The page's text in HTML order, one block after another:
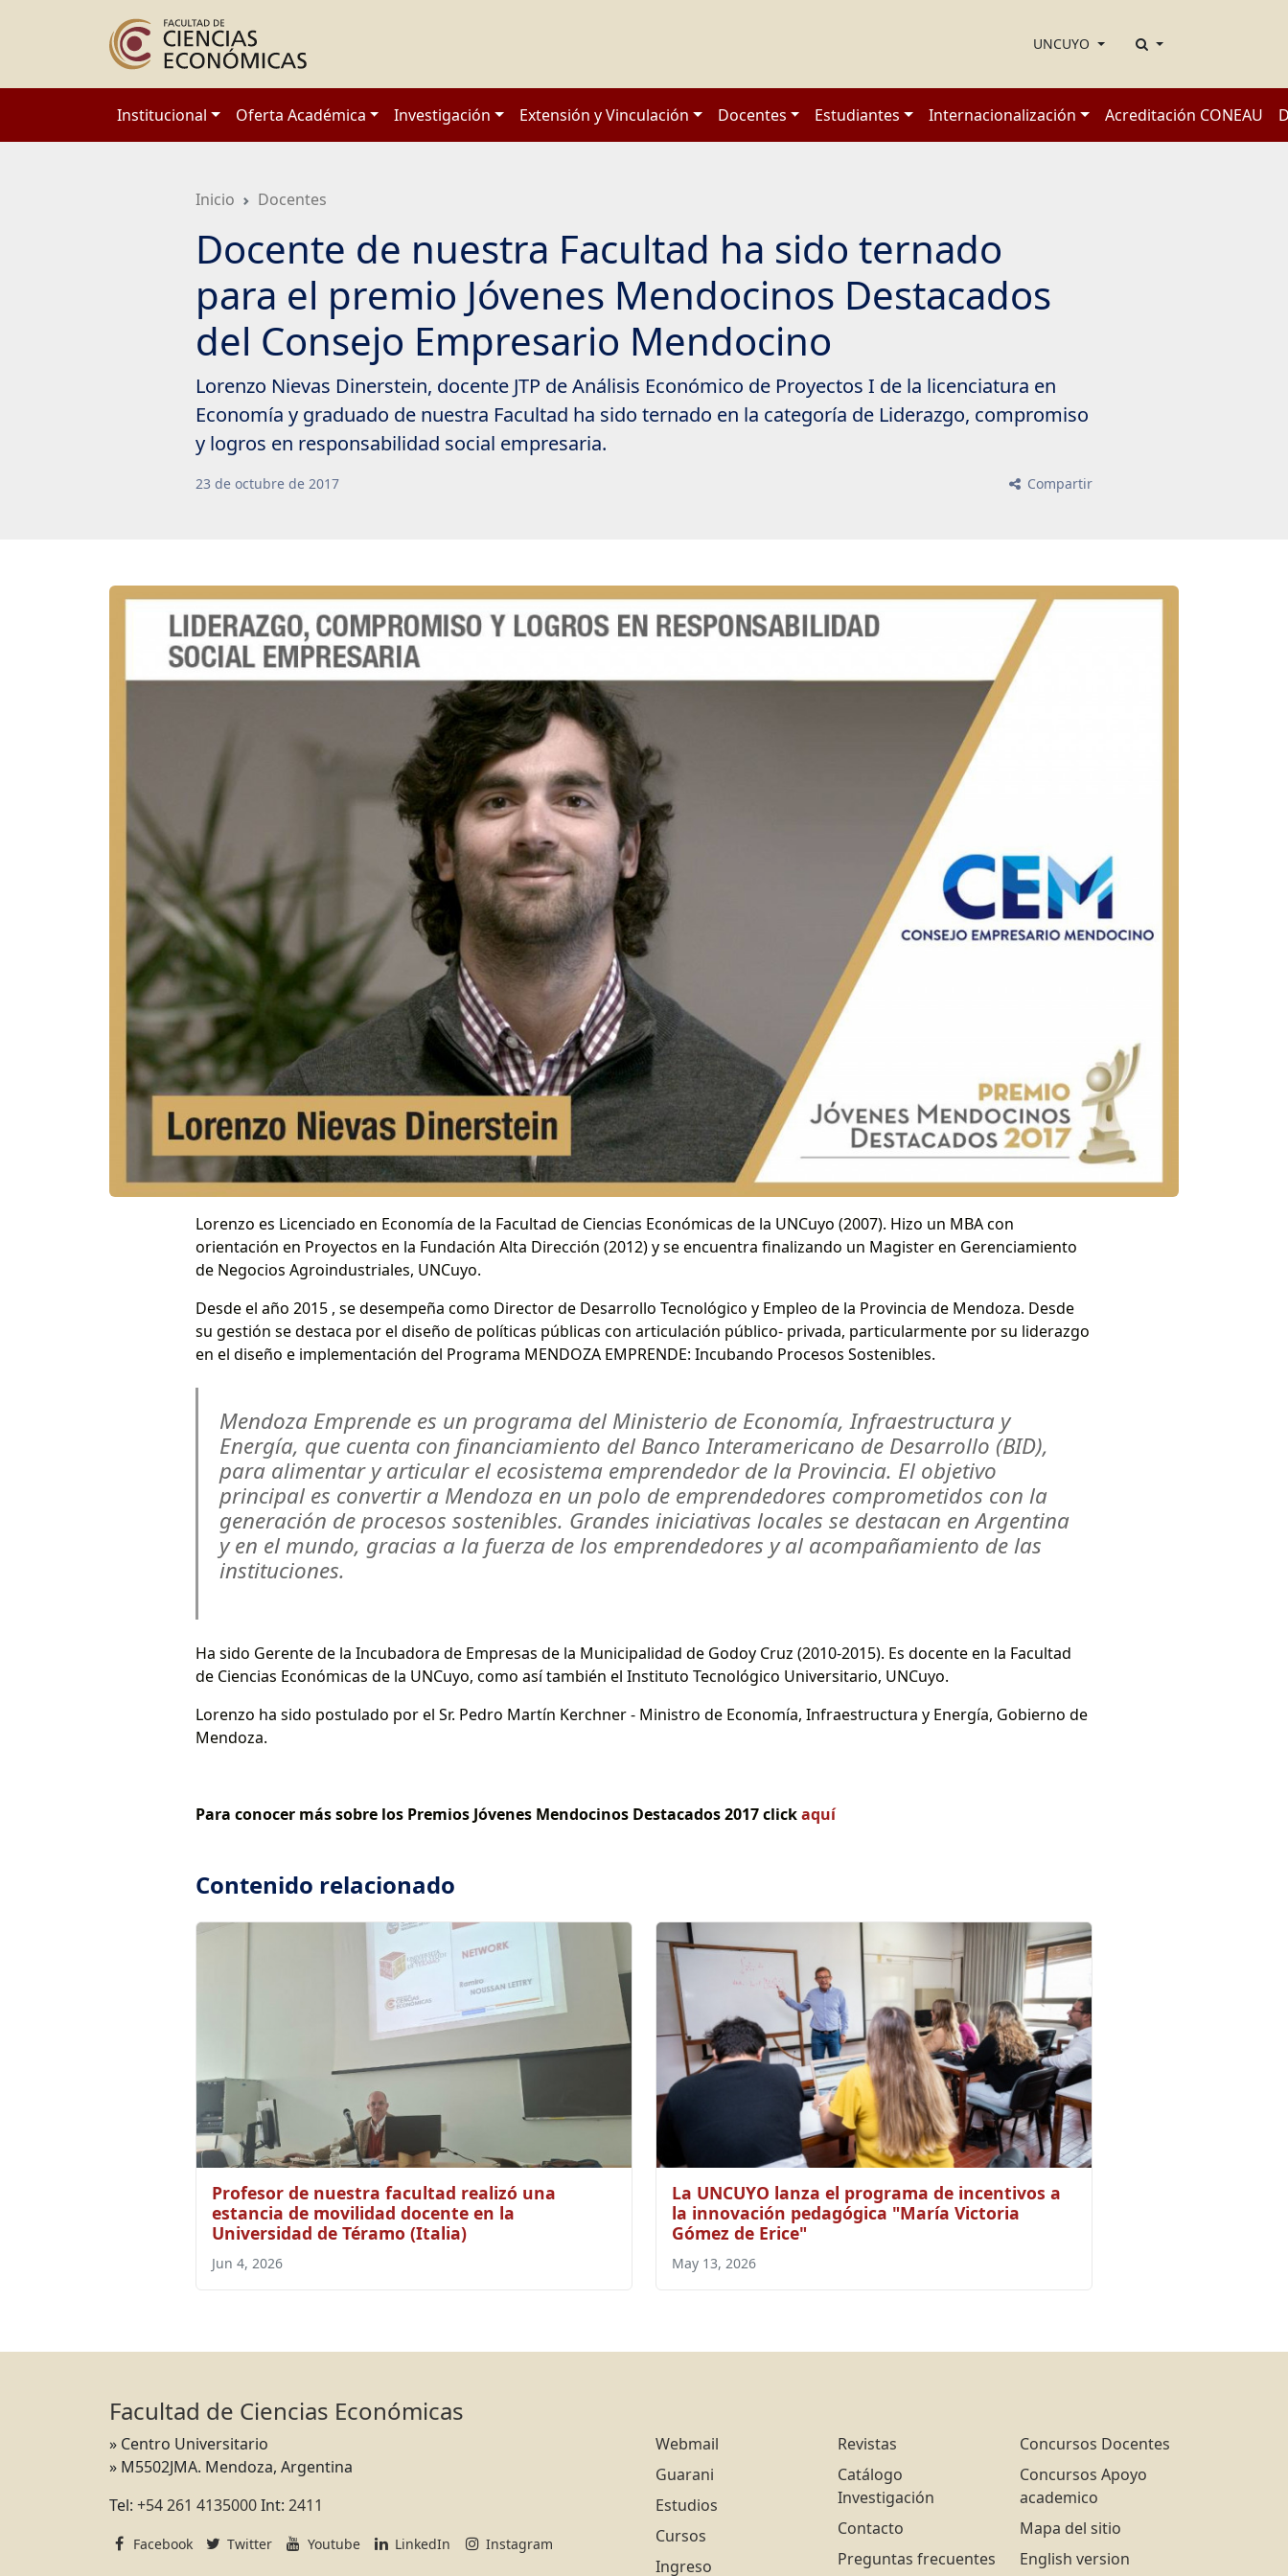
UNCUYO
Institucional Oferta Académica Investigación Extensión y Vinculación Docentes Estudiantes Internacionalización Acreditación CONEAU
Inicio Docentes
Docente de nuestra Facultad ha sido ternado
para el premio Jóvenes Mendocinos Destacados
del Consejo Empresario Mendocino
Lorenzo Nievas Dinerstein, docente JTP de Análisis Económico de Proyectos I de la licenciatura en
Economía y graduado de nuestra Facultad ha sido ternado en la categoría de Liderazgo, compromiso
y logros en responsabilidad social empresaria.
23 de octubre de 2017 Compartir
Lorenzo es Licenciado en Economía de la Facultad de Ciencias Económicas de la UNCuyo (2007). Hizo un MBA con
orientación en Proyectos en la Fundación Alta Dirección (2012) y se encuentra finalizando un Magister en Gerenciamiento
de Negocios Agroindustriales, UNCuyo.
Desde el año 2015 , se desempeña como Director de Desarrollo Tecnológico y Empleo de la Provincia de Mendoza. Desde
su gestión se destaca por el diseño de políticas públicas con articulación público- privada, particularmente por su liderazgo
en el diseño e implementación del Programa MENDOZA EMPRENDE: Incubando Procesos Sostenibles.
Mendoza Emprende es un programa del Ministerio de Economía, Infraestructura y
Energía, que cuenta con financiamiento del Banco Interamericano de Desarrollo (BID),
para alimentar y articular el ecosistema emprendedor de la Provincia. El objetivo
principal es convertir a Mendoza en un polo de emprendedores comprometidos con la
generación de procesos sostenibles. Grandes iniciativas locales se destacan en Argentina
y en el mundo, gracias a la fuerza de los emprendedores y al acompañamiento de las
instituciones.
Ha sido Gerente de la Incubadora de Empresas de la Municipalidad de Godoy Cruz (2010-2015). Es docente en la Facultad
de Ciencias Económicas de la UNCuyo, como así también el Instituto Tecnológico Universitario, UNCuyo.
Lorenzo ha sido postulado por el Sr. Pedro Martín Kerchner - Ministro de Economía, Infraestructura y Energía, Gobierno de
Mendoza.
Para conocer más sobre los Premios Jóvenes Mendocinos Destacados 2017 clickaquí
Contenido relacionado
Profesor de nuestra facultad realizó una
estancia de movilidad docente en la
Universidad de Téramo (Italia)
Jun 4, 2026
La UNCUYO lanza el programa de incentivos a
la innovación pedagógica "María Victoria
Gómez de Erice"
May 13, 2026
Facultad de Ciencias Económicas
» Centro Universitario
» M5502JMA. Mendoza, Argentina
Tel: +54 261 4135000Int: 2411
Facebook Twitter Youtube LinkedIn Instagram
Webmail
Guarani
Estudios
Cursos
Ingreso
Revistas
Catálogo
Investigación
Contacto
Preguntas frecuentes
Concursos Docentes
Concursos Apoyo
academico
Mapa del sitio
English version